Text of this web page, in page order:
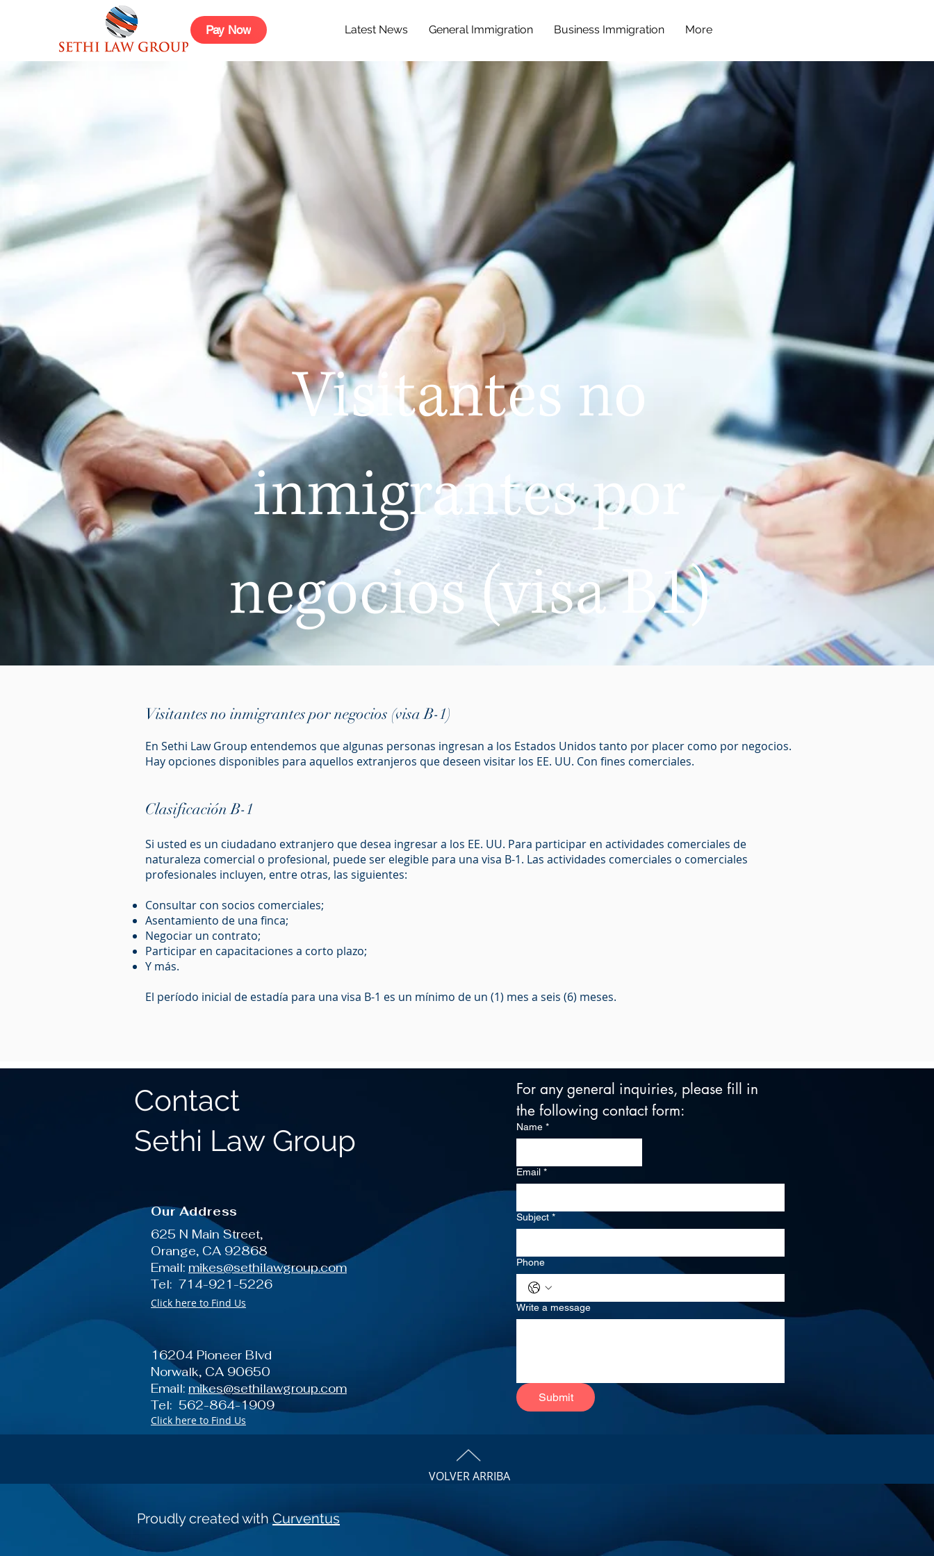
Pay Now Latest News General Immigration Business Immigration More
Visitantes no
inmigrantes por
negocios (visa B1)
Visitantesno inmigrantespor negocios (visa B-1)
En Sethi Law Group entendemos que algunas personas ingresan a los Estados Unidos tanto por placer como por negocios.
Hay opciones disponibles para aquellos extranjeros que deseen visitar los EE. UU. Con fines comerciales.
Clasificación B-1
Si usted es un ciudadano extranjero que desea ingresar a los EE. UU. Para participar en actividades comerciales de
naturaleza comercial o profesional, puede ser elegible para una visa B-1. Las actividades comerciales o comerciales
profesionales incluyen, entre otras, las siguientes:
Consultar con socios comerciales;
Asentamiento de una finca;
Negociar un contrato;
Participar en capacitaciones a corto plazo;
Y más.
El período inicial de estadía para una visa B-1 es un mínimo de un (1) mes a seis (6) meses.
Our Address
625 N Main Street,
Orange, CA 92868
Email: mikes@sethilawgroup.com
Tel: 714-921-5226
For any general inquiries, please fill in
the following contact form:
Name *
Email *
Subject *
Phone
Write a message
Submit
16204 Pioneer Blvd
Norwalk, CA 90650
Email: mikes@sethilawgroup.com
Tel: 562-864-1909
Contact
Sethi Law Group
Click here to Find Us
Click here to Find Us
VOLVER ARRIBA
Proudly created withCurventus